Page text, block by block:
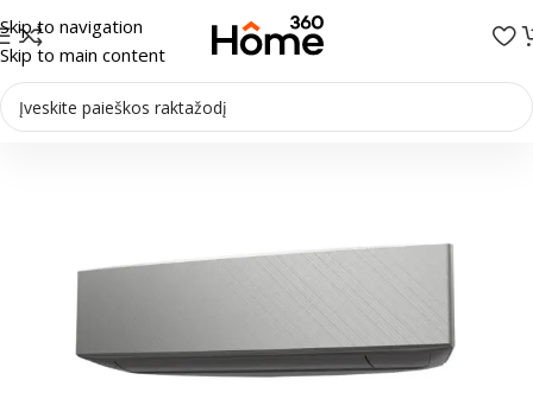
Skip to navigation
Skip to main content
Pradžia/Oro kondicionieriai/Sieniniai kondicionieriai